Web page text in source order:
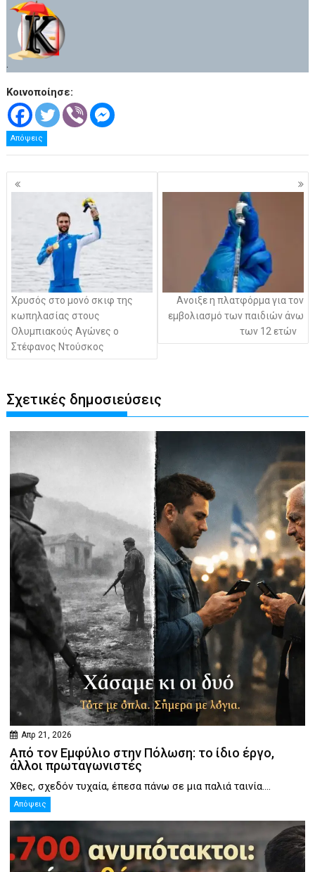
.
Κοινοποίησε:
Απόψεις
Πλοήγηση
άρθρων
Χρυσός στο μονό σκιφ της
κωπηλασίας στους
Ολυμπιακούς Αγώνες ο
Στέφανος Ντούσκος
Ανοιξε η πλατφόρμα για τον
εμβολιασμό των παιδιών άνω
των 12 ετών
Σχετικές δημοσιεύσεις
Απρ 21, 2026
Από τον Εμφύλιο στην Πόλωση: το ίδιο έργο,
άλλοι πρωταγωνιστές
Χθες, σχεδόν τυχαία, έπεσα πάνω σε μια παλιά ταινία....
Απόψεις